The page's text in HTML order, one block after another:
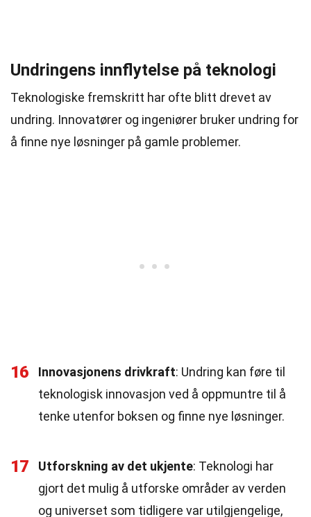
Undringens innflytelse på teknologi
Teknologiske fremskritt har ofte blitt drevet av
undring. Innovatører og ingeniører bruker undring for
å finne nye løsninger på gamle problemer.
16 Innovasjonens drivkraft: Undring kan føre til
teknologisk innovasjon ved å oppmuntre til å
tenke utenfor boksen og finne nye løsninger.
17 Utforskning av det ukjente: Teknologi har
gjort det mulig å utforske områder av verden
og universet som tidligere var utilgjengelige,